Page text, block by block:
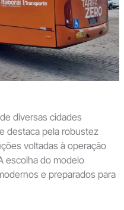
diversas cidades
destaca pela robustez
voltadas à operação
escolha do modelo
e preparados para